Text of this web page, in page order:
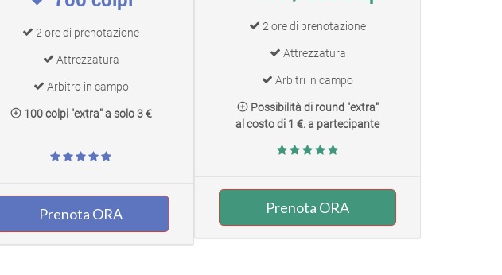
2 ore di prenotazione
Attrezzatura
Arbitro in campo
100 colpi "extra" a solo 3 €
Prenota ORA
2 ore di prenotazione
Attrezzatura
Arbitri in campo
Possibilità di round "extra"
al costo di 1 €. a partecipante
Prenota ORA